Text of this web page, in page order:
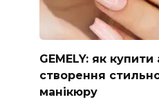
GEMELY: як
створення
манікюру